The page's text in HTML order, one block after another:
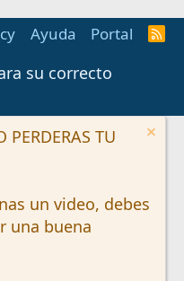
Ayuda Portal
R
su correcto
PERDERAS TU
un video, debes
una buena